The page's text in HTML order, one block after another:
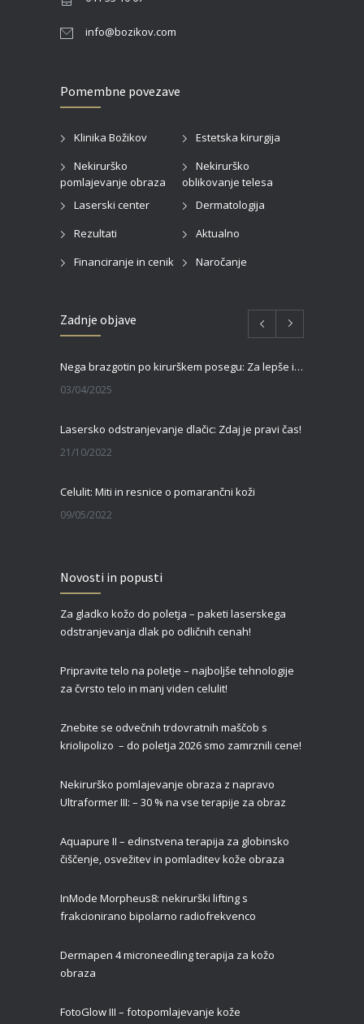
info@bozikov.com
Pomembne povezave
Klinika Božikov
Estetska kirurgija
Nekirurško
pomlajevanje obraza
Nekirurško
oblikovanje telesa
Laserski center
Dermatologija
Rezultati
Aktualno
Financiranje in cenik
Naročanje
Zadnje objave
03/04/2025
Lasersko odstranjevanje dlačic: Zdaj je pravi čas!
21/10/2022
Celulit: Miti in resnice o pomarančni koži
09/05/2022
27/02/2022
Čas je za piling!
09/01/2022
Novosti in popusti
Za gladko kožo do poletja – paketi laserskega
odstranjevanja dlak po odličnih cenah!
Pripravite telo na poletje – najboljše tehnologije
za čvrsto telo in manj viden celulit!
Znebite se odvečnih trdovratnih maščob s
kriolipolizo – do poletja 2026 smo zamrznili cene!
Nekirurško pomlajevanje obraza z napravo
Ultraformer III: – 30 % na vse terapije za obraz
Aquapure II –
edinstvena terapija za globinsko
čiščenje, osvežitev in pomladitev kože obraza
InMode Morpheus8: nekirurški lifting s
frakcionirano bipolarno radiofrekvenco
Dermapen 4 microneedling terapija za kožo
obraza
FotoGlow III – fotopomlajevanje kože